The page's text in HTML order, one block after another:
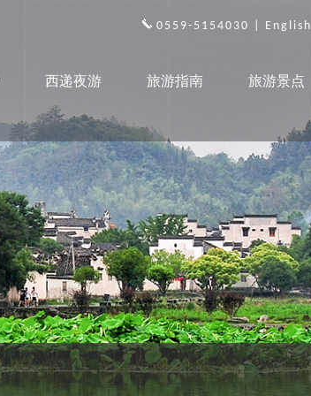
0559-5154030 | English
西递夜游 旅游指南 旅游景点